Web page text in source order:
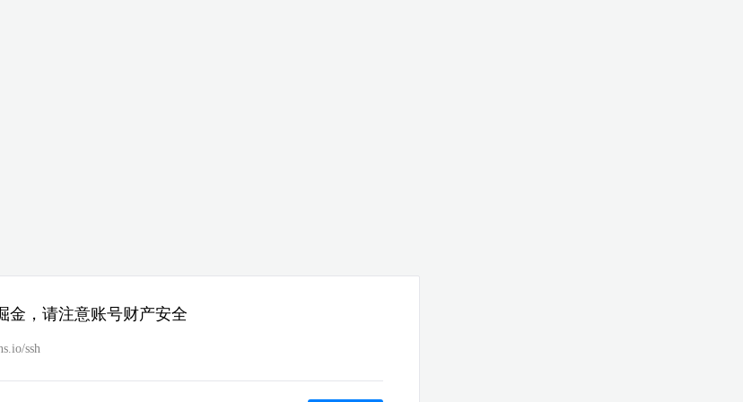
金，请注意账号财产安全
ssh